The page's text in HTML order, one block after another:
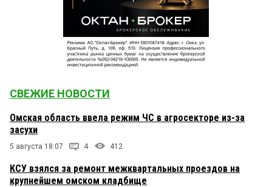
СВЕЖИЕ НОВОСТИ
Омская область ввела режим ЧС в агросекторе из-за
засухи
5 августа 18:07 4 412
КСУ взялся за ремонт межквартальных проездов на
крупнейшем омском кладбище